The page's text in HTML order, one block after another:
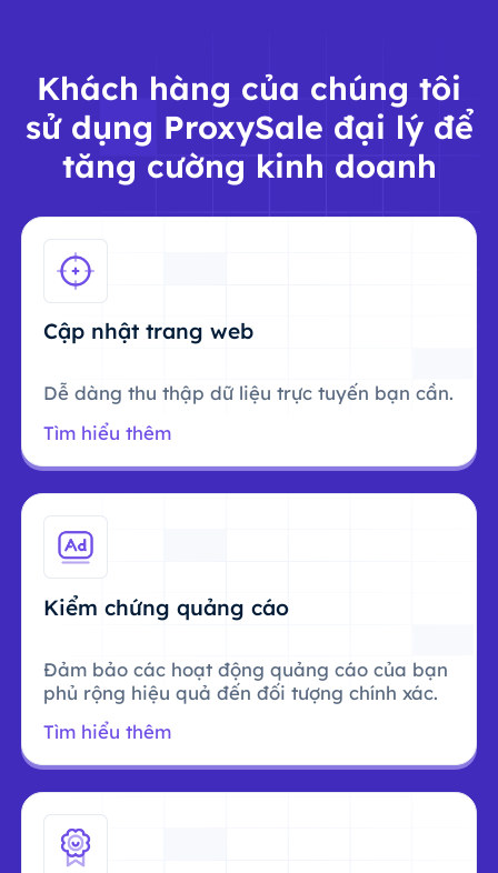
Khách hàng của chúng tôi
sử dụng ProxySale đại lý để
tăng cường kinh doanh
Cập nhật trang web
Dễ dàng thu thập dữ liệu trực tuyến bạn cần.
Tìm hiểu thêm
Kiểm chứng quảng cáo
Đảm bảo các hoạt động quảng cáo của bạn
phủ rộng hiệu quả đến đối tượng chính xác.
Tìm hiểu thêm